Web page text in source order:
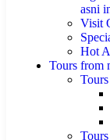
asni
Visit
Hot
Tours from